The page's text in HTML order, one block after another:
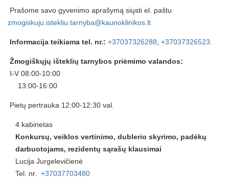
Prašome savo gyvenimo aprašymą siųsti el. paštu
zmogiskuju.istekliu.tarnyba@kaunoklinikos.lt
Informacija teikiama tel. nr.: +37037326288 +37037326523
Žmogiškųjų išteklių tarnybos priėmimo valandos:
I-V 08:00-10:00
13:00-16:00
Pietų pertrauka 12:00-12:30 val.
4 kabinetas
Konkursų, veiklos vertinimo, dublerio skyrimo, padėkų
darbuotojams, rezidentų sąrašų klausimai
Lucija Jurgelevičienė
Tel. nr. +37037703480